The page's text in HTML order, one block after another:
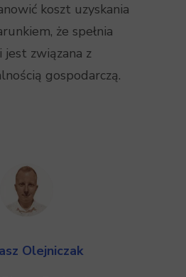
koszt uzyskania
że spełnia
związana z
gospodarczą.
Olejniczak